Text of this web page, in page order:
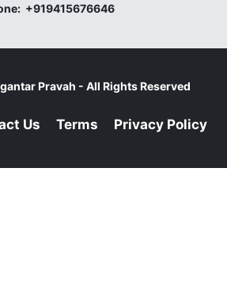
+919415676646
Pravah - All Rights Reserved
Us Terms Privacy Policy